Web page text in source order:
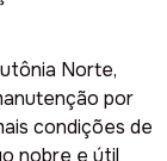
Norte,
por
condições de
nobre e útil